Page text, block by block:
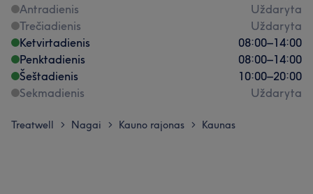
Antradienis
Uždaryta
Trečiadienis
Uždaryta
Ketvirtadienis
08:00–14:00
Penktadienis
08:00–14:00
Šeštadienis
10:00–20:00
Sekmadienis
Uždaryta
Treatwell > Nagai > Kauno rajonas > Kaunas